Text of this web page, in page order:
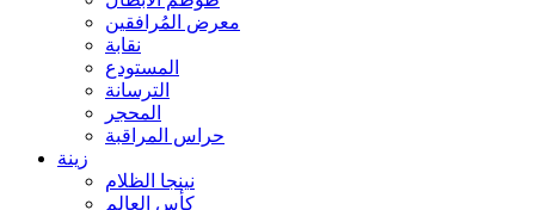
معرض المُرافقين
نقابة
المستودع
الترسانة
المحجر
حراس المراقبة
زينة
نينجا الظلام
كأس العالم